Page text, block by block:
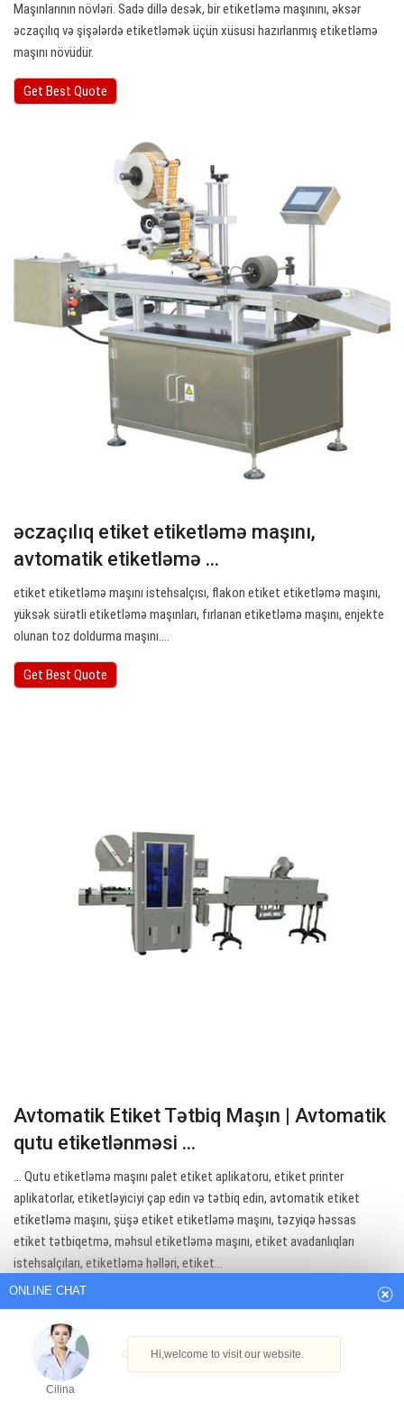
Maşınlarının növləri. Sadə dillə desək, bir etiketləmə maşınını, əksər
əczaçılıq və şişələrdə etiketləmək üçün xüsusi hazırlanmış etiketləmə
maşını növüdür.
Get Best Quote
əczaçılıq etiket etiketləmə maşını,
avtomatik etiketləmə ...
etiket etiketləmə maşını istehsalçısı, flakon etiket etiketləmə maşını,
yüksək sürətli etiketləmə maşınları, fırlanan etiketləmə maşını, enjekte
olunan toz doldurma maşını.…
Get Best Quote
Avtomatik Etiket Tətbiq Maşın | Avtomatik
qutu etiketlənməsi ...
… Qutu etiketləmə maşını palet etiket aplikatoru, etiket printer
aplikatorlar, etiketləyiciyi çap edin və tətbiq edin, avtomatik etiket
etiketləmə maşını, şüşə etiket etiketləmə maşını, təzyiqə həssas
etiket tətbiqetmə, məhsul etiketləmə maşını, etiket avadanlıqları
istehsalçıları, etiketləmə həlləri, etiket…
ONLINE CHAT
Hi,welcome to visit our website.
Cilina